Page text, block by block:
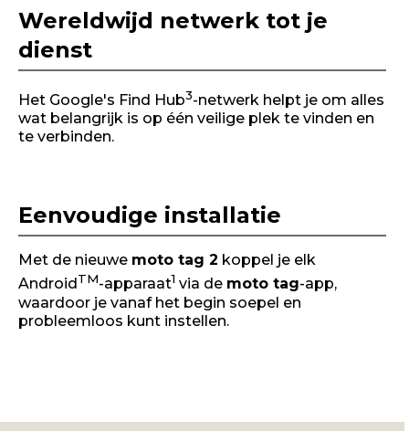
Wereldwijd netwerk tot je
dienst
Het Google's Find Hub3-netwerk helpt je om alles
wat belangrijk is op één veilige plek te vinden en
te verbinden.
Eenvoudige installatie
Met de nieuwe moto tag 2 koppel je elk
Android TM-apparaat1 via de moto tag-app,
waardoor je vanaf het begin soepel en
probleemloos kunt instellen.